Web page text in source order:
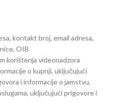
kontakt broj, email adresa,
OIB
korištenja videonadzora
o kupnji, uključujući
i informacije o jamstvu,
uključujući prigovore i